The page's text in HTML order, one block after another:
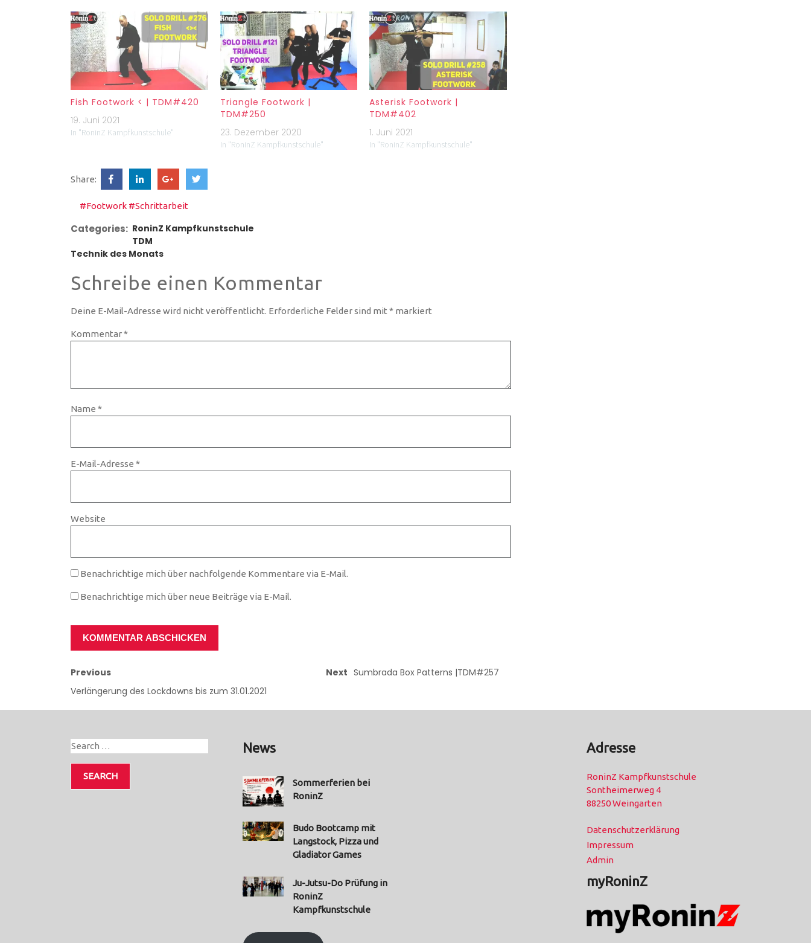
Fish Footwork < | TDM#420
19. Juni 2021
In "RoninZ Kampfkunstschule"
Triangle Footwork |
TDM#250
23. Dezember 2020
In "RoninZ Kampfkunstschule"
Asterisk Footwork |
TDM#402
1. Juni 2021
In "RoninZ Kampfkunstschule"
Share:
#Footwork #Schrittarbeit
Categories: RoninZ Kampfkunstschule
TDM
Technik des Monats
Schreibe einen Kommentar
Deine E-Mail-Adresse wird nicht veröffentlicht. Erforderliche Felder sind mit * markiert
Kommentar*
Name *
E-Mail-Adresse *
Website
Benachrichtige mich über nachfolgende Kommentare via E-Mail.
Benachrichtige mich über neue Beiträge via E-Mail.
Previous
Verlängerung des Lockdowns bis zum 31.01.2021
Next Sumbrada Box Patterns |TDM#257
News
Sommerferien bei
RoninZ
Budo Bootcamp mit
Langstock, Pizza und
Gladiator Games
Ju-Jutsu-Do Prüfung in
RoninZ
Kampfkunstschule
Adresse
RoninZ Kampfkunstschule
Sontheimerweg 4
88250 Weingarten
Datenschutzerklärung
Impressum
Admin
myRoninZ